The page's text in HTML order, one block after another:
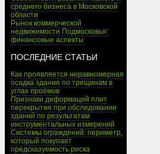
среднего бизнеса в Московской
области
Рынок коммерческой
недвижимости Подмосковья:
финансовые аспекты
ПОСЛЕДНИЕ СТАТЬИ
Как проявляется неравномерная
осадка здания по трещинам в
углах проёмов
Признаки деформаций плит
перекрытия при обследовании
зданий по результатам
инструментальных измерений
Системы ограждений: периметр,
который покупает
предсказуемость риска